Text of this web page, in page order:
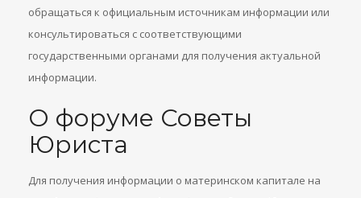
обращаться к официальным источникам информации или
консультироваться с соответствующими
государственными органами для получения актуальной
информации.
О форуме Советы
Юриста
Для получения информации о материнском капитале на